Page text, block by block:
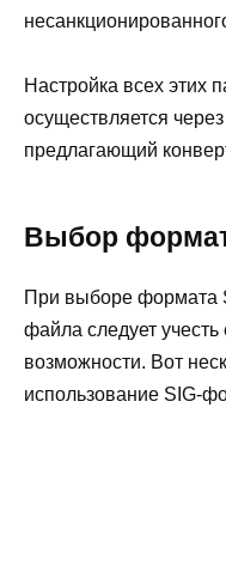
Настройка всех этих
осуществляется
предлагающий
Выбор
При выборе формата
файла следует учесть
возможности. Вот
использование SIG-